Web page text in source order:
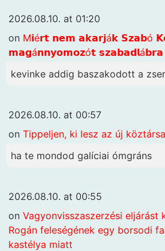
2026.08.10. at 01:20
on M𝗶é𝗿𝘁 𝗻𝗲𝗺 𝗮𝗸𝗮𝗿𝗷á𝗸 𝗦𝘇𝗮𝗯ó
𝗺𝗮𝗴á𝗻𝗻𝘆𝗼𝗺𝗼𝘇ó𝘁 𝘀𝘇𝗮𝗯𝗮𝗱𝗹á𝗯𝗿𝗮
kevinke addig baszakodott a
2026.08.10. at 00:57
on Tippeljen, ki lesz az új
ha te mondod galíciai ómgráns
2026.08.10. at 00:55
on Vagyonvisszaszerzési eljárást
Rogán feleségének egy borsodi
kastélya miatt